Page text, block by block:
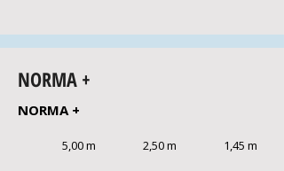
NORMA +
NORMA +
5,00 m 2,50 m 1,45 m